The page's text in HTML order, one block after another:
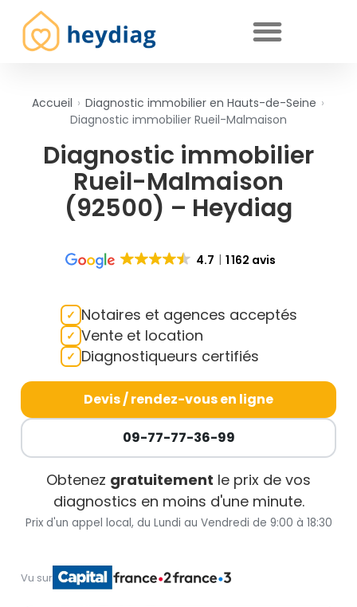
Accueil › Diagnostic immobilier en Hauts-de-Seine ›
Diagnostic immobilier Rueil-Malmaison
Diagnostic immobilier
Rueil-Malmaison
(92500) – Heydiag
4.7 1 162 avis
Notaires et agences acceptés
Vente et location
Diagnostiqueurs certifiés
Devis / rendez-vous en ligne
09-77-77-36-99
Obtenez gratuitement le prix de vos
diagnostics en moins d'une minute.
Prix d'un appel local, du Lundi au Vendredi de 9:00 à 18:30
Vu sur